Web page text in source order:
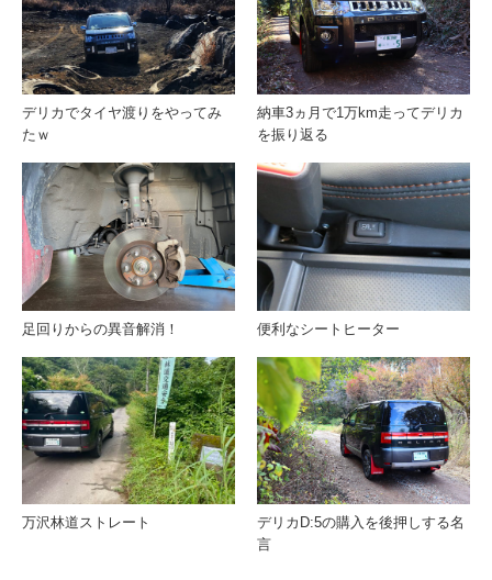
デリカでタイヤ渡りをやってみ
たｗ
納車3ヵ月で1万km走ってデリカ
を振り返る
足回りからの異音解消！ 便利なシートヒーター
万沢林道ストレート
デリカD:5の購入を後押しする名
言